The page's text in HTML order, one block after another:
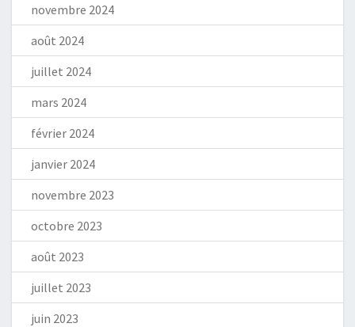
novembre 2024
août 2024
juillet 2024
mars 2024
février 2024
janvier 2024
novembre 2023
octobre 2023
août 2023
juillet 2023
juin 2023